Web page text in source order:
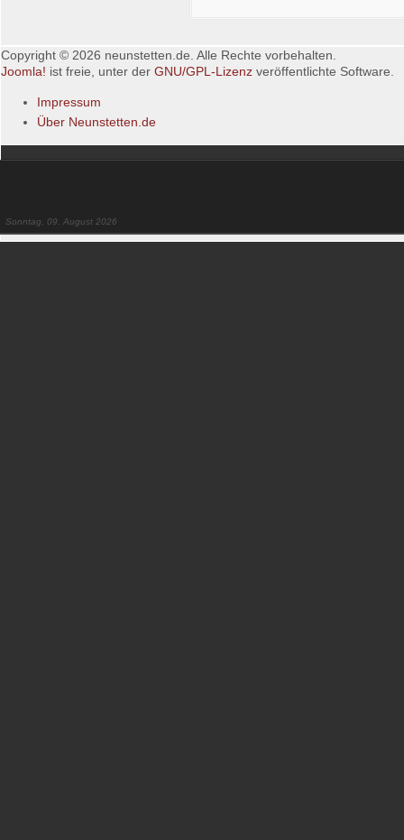
Copyright © 2026 neunstetten.de. Alle Rechte vorbehalten.
Joomla! ist freie, unter der GNU/GPL-Lizenz veröffentlichte Software.
Impressum
Über Neunstetten.de
Sonntag, 09. August 2026